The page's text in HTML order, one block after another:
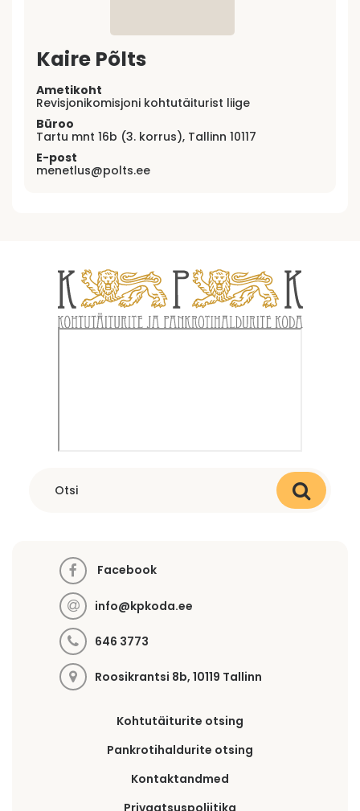
Kaire Põlts
Ametikoht
Revisjonikomisjoni kohtutäiturist liige
Büroo
Tartu mnt 16b (3. korrus), Tallinn 10117
E-post
menetlus@polts.ee
Facebook
info@kpkoda.ee
646 3773
Roosikrantsi 8b, 10119 Tallinn
Kohtutäiturite otsing
Pankrotihaldurite otsing
Kontaktandmed